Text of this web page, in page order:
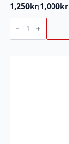
1,250kr(1,000kr
fronthjul
klippepanne
Pro
antall